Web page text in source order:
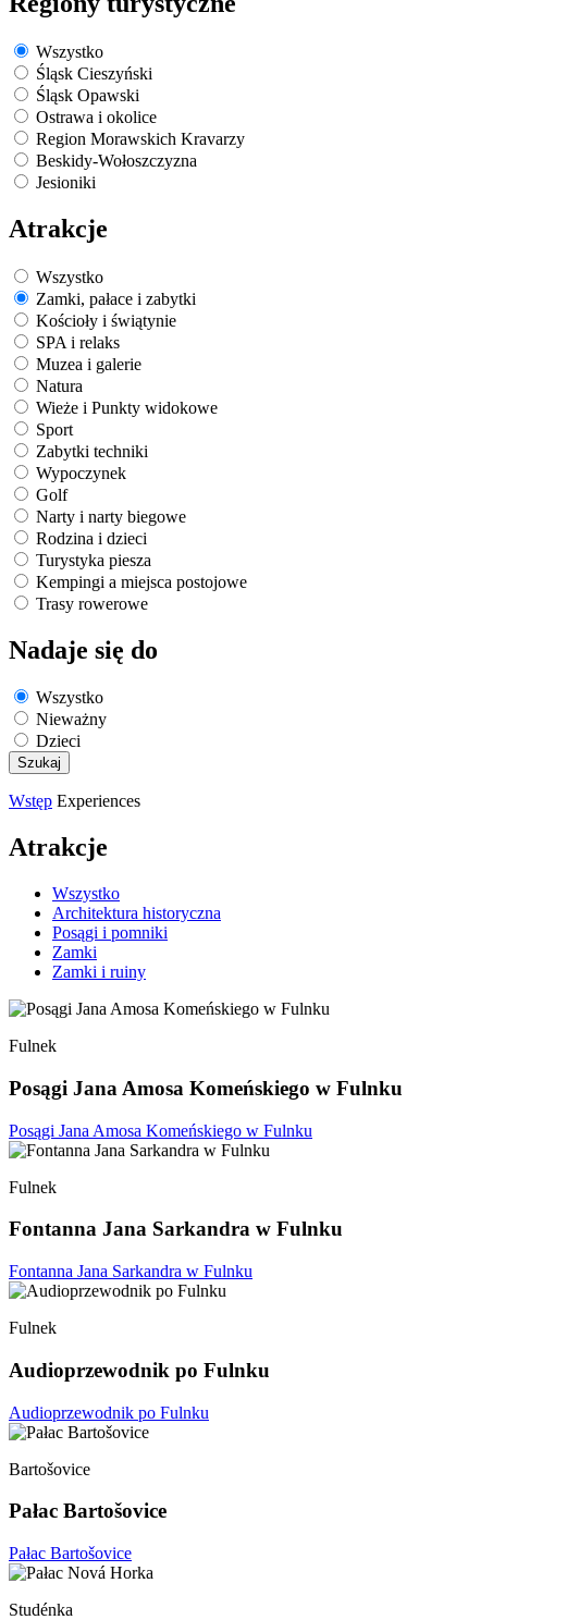
Wszystko
Śląsk Cieszyński
Śląsk Opawski
Ostrawa i okolice
Region Morawskich Kravarzy
Beskidy-Wołoszczyzna
Jesioniki
Atrakcje
Wszystko
Zamki, pałace i zabytki
Kościoły i świątynie
SPA i relaks
Muzea i galerie
Natura
Wieże i Punkty widokowe
Sport
Zabytki techniki
Wypoczynek
Golf
Narty i narty biegowe
Rodzina i dzieci
Turystyka piesza
Kempingi a miejsca postojowe
Trasy rowerowe
Nadaje się do
Wszystko
Nieważny
Dzieci
Wstęp Experiences
Atrakcje
Wszystko
Architektura historyczna
Posągi i pomniki
Zamki
Zamki i ruiny
Fulnek
Posągi Jana Amosa Komeńskiego w Fulnku
Posągi Jana Amosa Komeńskiego w Fulnku
Fulnek
Fontanna Jana Sarkandra w Fulnku
Fontanna Jana Sarkandra w Fulnku
Fulnek
Audioprzewodnik po Fulnku
Audioprzewodnik po Fulnku
Bartošovice
Pałac Bartošovice
Pałac Bartošovice
Studénka